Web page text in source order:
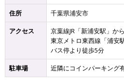
住所 千葉県浦安市
アクセス
京葉線JR「新浦安駅」か
東京メトロ東西線「浦安
バス停より徒歩5分
駐車場 近隣にコインパーキング